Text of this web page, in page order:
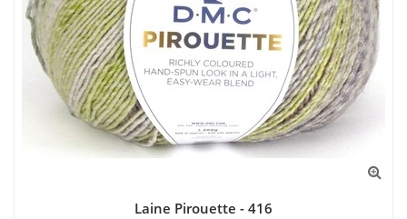
Laine Pirouette - 416